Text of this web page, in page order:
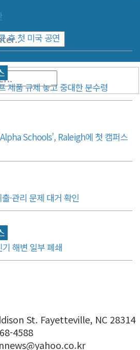
후 첫 미국 공연
제품 규제 놓고 중대한 분수령
Schools’, Raleigh에 첫 캠퍼스
·관리 문제 대거 확인
해변 일부 폐쇄
St. Fayetteville, NC 28314
4588